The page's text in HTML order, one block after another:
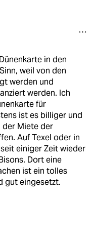
in den
weil von den
werden und
werden. Ich
für
ist es billiger und
der Miete der
Auf Texel oder in
einiger Zeit wieder
Dort eine
ist ein tolles
gut eingesetzt.